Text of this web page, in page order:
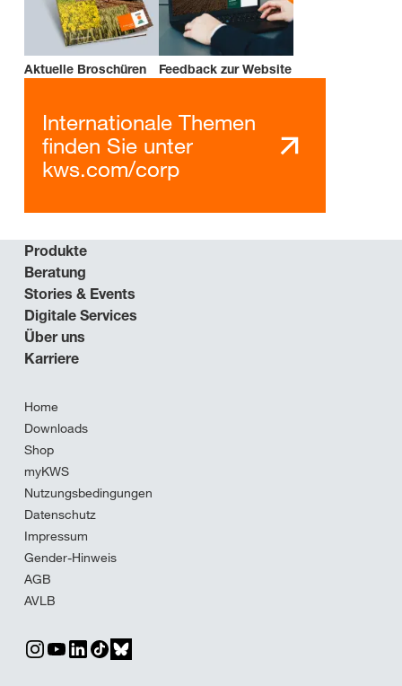
Aktuelle Broschüren Feedback zur Website
Internationale Themen
finden Sie unter
kws.com/corp
Produkte
Beratung
Stories & Events
Digitale Services
Über uns
Karriere
Home
Downloads
Shop
myKWS
Nutzungsbedingungen
Datenschutz
Impressum
Gender-Hinweis
AGB
AVLB